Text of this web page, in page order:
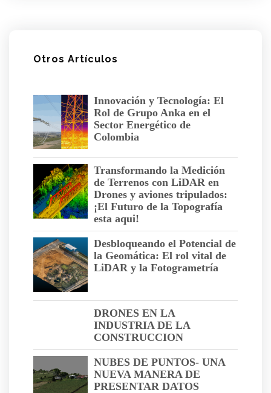
Otros Artículos
Innovación y Tecnología: El
Rol de Grupo Anka en el
Sector Energético de
Colombia
Transformando la Medición
de Terrenos con LiDAR en
Drones y aviones tripulados:
¡El Futuro de la Topografía
esta aqui!
Desbloqueando el Potencial de
la Geomática: El rol vital de
LiDAR y la Fotogrametría
DRONES EN LA
INDUSTRIA DE LA
CONSTRUCCION
NUBES DE PUNTOS- UNA
NUEVA MANERA DE
PRESENTAR DATOS